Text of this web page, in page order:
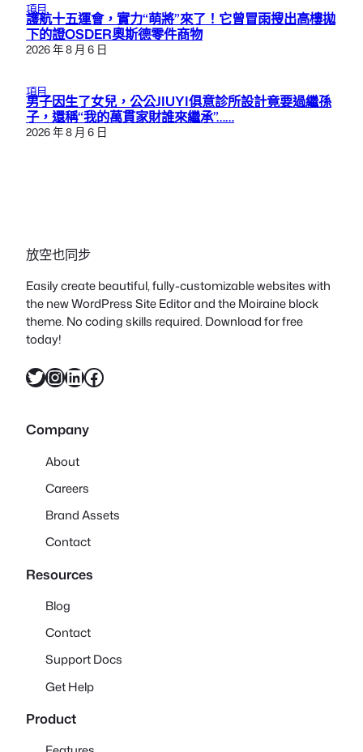
項目
護航十五運會，實力“萌將”來了！它曾冒雨搜出高樓拋
下的證OSDER奧斯德零件商物
2026 年 8 月 6 日
項目
男子因生了女兒，公公JIUYI俱意診所設計竟要過繼孫
子，還稱“我的萬貫家財誰來繼承”……
2026 年 8 月 6 日
放空也同步
Easily create beautiful, fully-customizable websites with
the new WordPress Site Editor and the Moiraine block
theme. No coding skills required. Download for free
today!
X InstagramLinkedIn Facebook
Company
About
Careers
Brand Assets
Contact
Resources
Blog
Contact
Support Docs
Get Help
Product